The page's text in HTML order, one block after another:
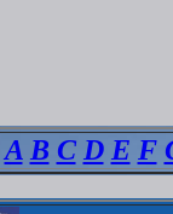
A B C D E F